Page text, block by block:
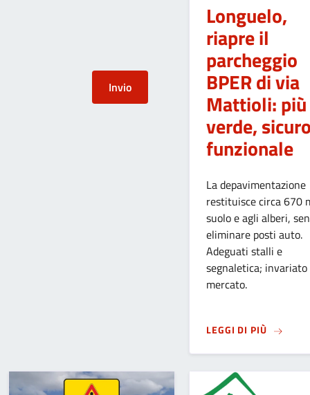
Longuelo,
riapre il
parcheggio
BPER di via
Mattioli: più
verde,
funzionale
La depavimentazione
restituisce circa 670
suolo e agli alberi,
eliminare posti auto.
Adeguati stalli e
segnaletica;
mercato.
LEGGI DI PIÙSU